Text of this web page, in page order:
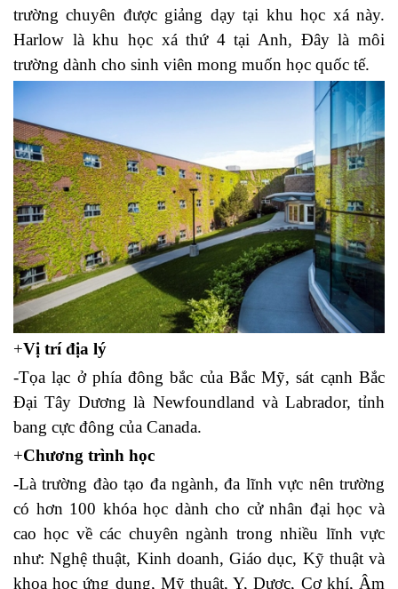
trường chuyên được giảng dạy tại khu học xá này.
Harlow là khu học xá thứ 4 tại Anh, Đây là môi
trường dành cho sinh viên mong muốn học quốc tế.
+Vị trí địa lý
-Tọa lạc ở phía đông bắc của Bắc Mỹ, sát cạnh Bắc
Đại Tây Dương là Newfoundland và Labrador, tỉnh
bang cực đông của Canada.
+Chương trình học
-Là trường đào tạo đa ngành, đa lĩnh vực nên trường
có hơn 100 khóa học dành cho cử nhân đại học và
cao học về các chuyên ngành trong nhiều lĩnh vực
như: Nghệ thuật, Kinh doanh, Giáo dục, Kỹ thuật và
khoa học ứng dụng, Mỹ thuật, Y, Dược, Cơ khí, Âm